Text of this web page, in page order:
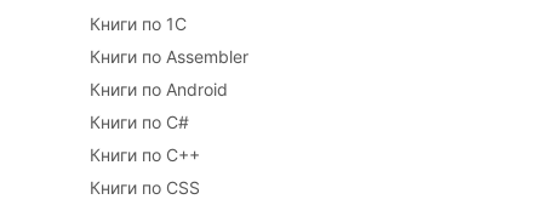
Книги по 1С
Книги по Assembler
Книги по Android
Книги по C#
Книги по C++
Книги по CSS